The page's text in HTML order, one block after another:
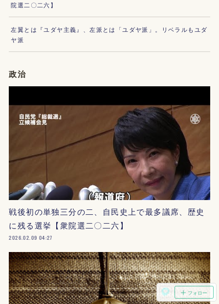
院選二〇二六】
左翼とは『ユダヤ主義』、左派とは「ユダヤ派」。リベラルもユダ
ヤ派
政治
戦後初の単独三分の二、自民史上で最多議席、歴史
に残る選挙【衆院選二〇二六】
2026.02.09 04:27
フォロー